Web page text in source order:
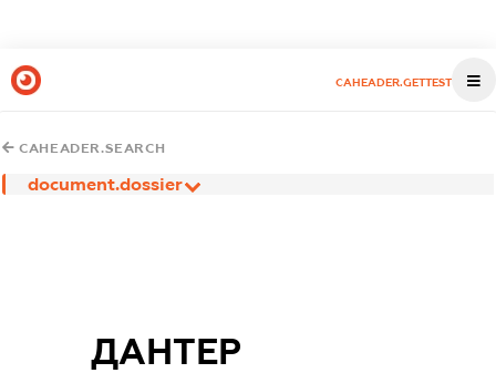
CAHEADER.GETTEST
CAHEADER.SEARCH
document.dossier
ДАНТЕР